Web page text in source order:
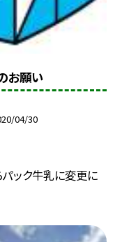
お願い
04/30
ック牛乳に変更に